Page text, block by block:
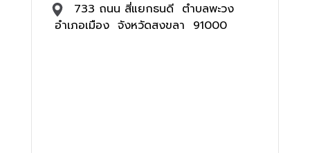
733 ถนน สี่แยกธนดี ตำบลพะวง
อำเภอเมือง จังหวัดสงขลา 91000